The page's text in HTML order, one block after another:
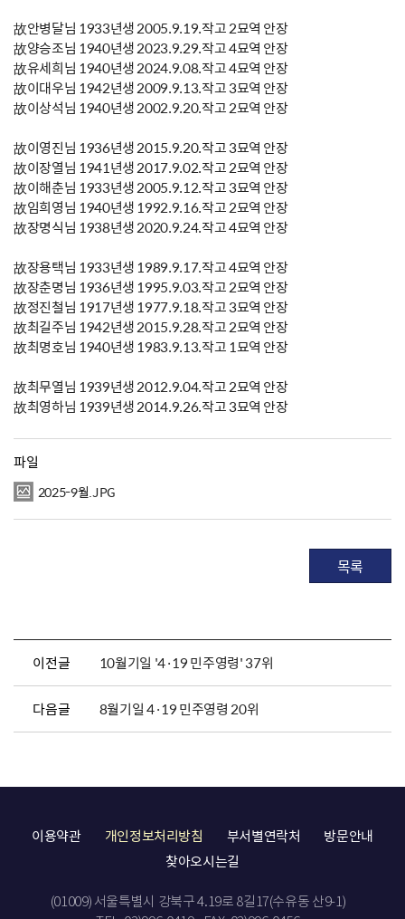
故안병달님 1933년생 2005.9.19.작고 2묘역 안장
故양승조님 1940년생 2023.9.29.작고 4묘역 안장
故유세희님 1940년생 2024.9.08.작고 4묘역 안장
故이대우님 1942년생 2009.9.13.작고 3묘역 안장
故이상석님 1940년생 2002.9.20.작고 2묘역 안장
故이영진님 1936년생 2015.9.20.작고 3묘역 안장
故이장열님 1941년생 2017.9.02.작고 2묘역 안장
故이해춘님 1933년생 2005.9.12.작고 3묘역 안장
故임희영님 1940년생 1992.9.16.작고 2묘역 안장
故장명식님 1938년생 2020.9.24.작고 4묘역 안장
故장용택님 1933년생 1989.9.17.작고 4묘역 안장
故장춘명님 1936년생 1995.9.03.작고 2묘역 안장
故정진철님 1917년생 1977.9.18.작고 3묘역 안장
故최길주님 1942년생 2015.9.28.작고 2묘역 안장
故최명호님 1940년생 1983.9.13.작고 1묘역 안장
故최무열님 1939년생 2012.9.04.작고 2묘역 안장
故최영하님 1939년생 2014.9.26.작고 3묘역 안장
파일
2025-9월.JPG
목록
이전글 10월기일 '4·19 민주영령' 37위
다음글 8월기일 4·19 민주영령 20위
이용약관 개인정보처리방침 부서별연락처
방문안내
찾아오시는길
(01009) 서울특별시 강북구 4.19로 8길17(수유동 산9-1)